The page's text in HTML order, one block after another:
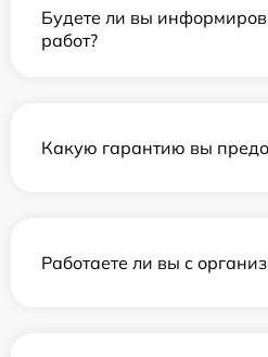
Будете ли вы
работ?
Какую гарантию вы
Работаете ли вы с